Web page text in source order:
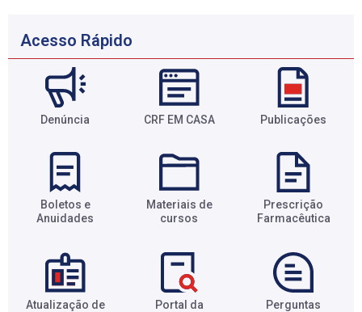
Acesso Rápido
Denúncia CRF EM CASA Publicações
Boletos e
Anuidades​
Materiais de
cursos​
Prescrição
Farmacêutica​
Atualização de
Portal da
Perguntas